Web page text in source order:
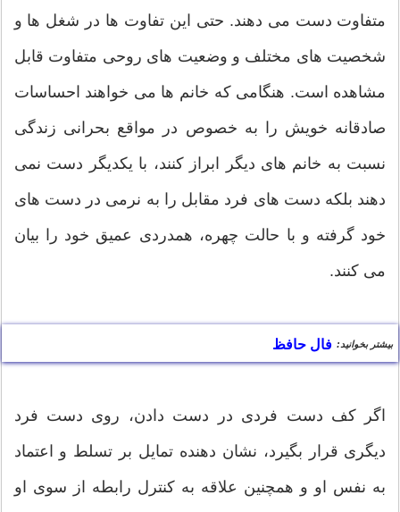
متفاوت دست می دهند. حتی این تفاوت ها در شغل ها و
شخصیت های مختلف و وضعیت های روحی متفاوت قابل
مشاهده است. هنگامی که خانم ها می خواهند احساسات
صادقانه خویش را به خصوص در مواقع بحرانی زندگی
نسبت به خانم های دیگر ابراز کنند، با یکدیگر دست نمی
دهند بلکه دست های فرد مقابل را به نرمی در دست های
خود گرفته و با حالت چهره، همدردی عمیق خود را بیان
می کنند.
بیشتر بخوانید: فال حافظ
اگر کف دست فردی در دست دادن، روی دست فرد
دیگری قرار بگیرد، نشان دهنده تمایل بر تسلط و اعتماد
به نفس او و همچنین علاقه به کنترل رابطه از سوی او